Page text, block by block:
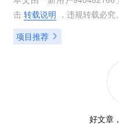
击 转载说明 ，违规转载必究。
项目推荐
好文章